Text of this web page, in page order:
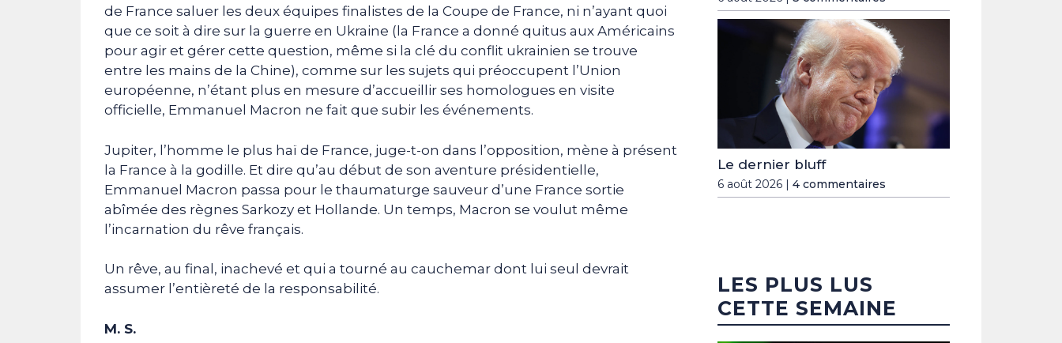
de France saluer les deux équipes finalistes de la Coupe de France, ni n’ayant quoi
que ce soit à dire sur la guerre en Ukraine (la France a donné quitus aux Américains
pour agir et gérer cette question, même si la clé du conflit ukrainien se trouve
entre les mains de la Chine), comme sur les sujets qui préoccupent l’Union
européenne, n’étant plus en mesure d’accueillir ses homologues en visite
officielle, Emmanuel Macron ne fait que subir les événements.
Jupiter, l’homme le plus haï de France, juge-t-on dans l’opposition, mène à présent
la France à la godille. Et dire qu’au début de son aventure présidentielle,
Emmanuel Macron passa pour le thaumaturge sauveur d’une France sortie
abîmée des règnes Sarkozy et Hollande. Un temps, Macron se voulut même
l’incarnation du rêve français.
Un rêve, au final, inachevé et qui a tourné au cauchemar dont lui seul devrait
assumer l’entièreté de la responsabilité.
M. S.
Le dernier bluff
6 août 2026 | 4 commentaires
LES PLUS LUS
CETTE SEMAINE